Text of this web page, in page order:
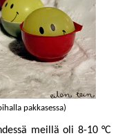
pakkasessa)
meillä oli 8-10 °C